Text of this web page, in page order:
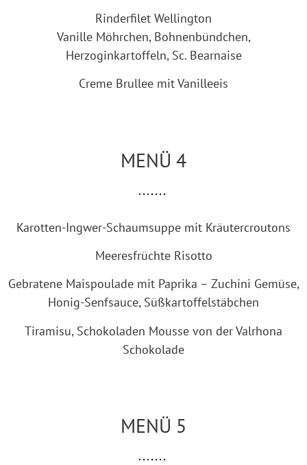
Rinderfilet Wellington
Vanille Möhrchen, Bohnenbündchen,
Herzoginkartoffeln, Sc. Bearnaise
Creme Brullee mit Vanilleeis
MENÜ 4
Karotten-Ingwer-Schaumsuppe mit Kräutercroutons
Meeresfrüchte Risotto
Gebratene Maispoulade mit Paprika – Zuchini Gemüse,
Honig-Senfsauce, Süßkartoffelstäbchen
Tiramisu, Schokoladen Mousse von der Valrhona
Schokolade
MENÜ 5